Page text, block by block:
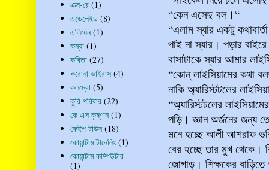
“কেন এসেছ বল।“
“এলাম স্যার একটু
পাই না স্যার। পড়ার
বাসাটাকে স্যার আমার
“কোন্‌ লাইসিয়ামের কথা
নাকি অ্যারিস্টটলের
“অ্যারিস্টটলের
পড়ি। জ্ঞান অর্জনের জন্য
মনে হচ্ছে আলী আশরাফ
বের হচ্ছে তার মুখ থেকে।
জোগাড়। শিক্ষকের
এক্স-রে (1)
এডেলেইড (8)
এলিয়েন (1)
কন্যা (1)
কবিতা (27)
করোনা ভাইরাস (4)
কলম্বো (5)
কুরি পরিবার (22)
কে এস কৃষ্ণান (1)
কেইপ টাউন (18)
কোয়ান্টাম টানেলিং (1)
কোয়ান্টাম কম্পিউটার
(1)